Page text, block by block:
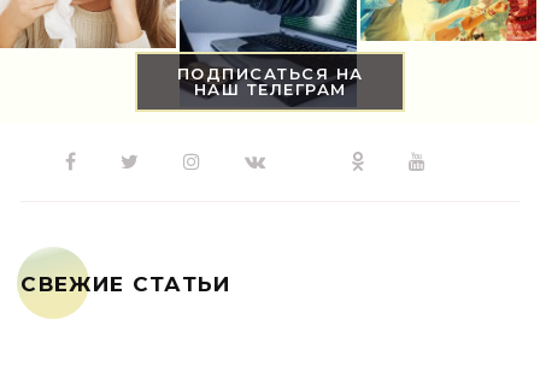
ПОДПИСАТЬСЯ НА
НАШ ТЕЛЕГРАМ
СВЕЖИЕ СТАТЬИ